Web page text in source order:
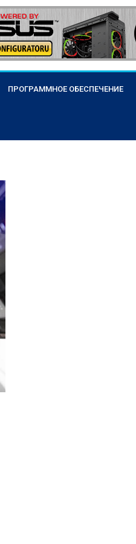
ПРОГРАММНОЕ ОБЕСПЕЧЕНИЕ